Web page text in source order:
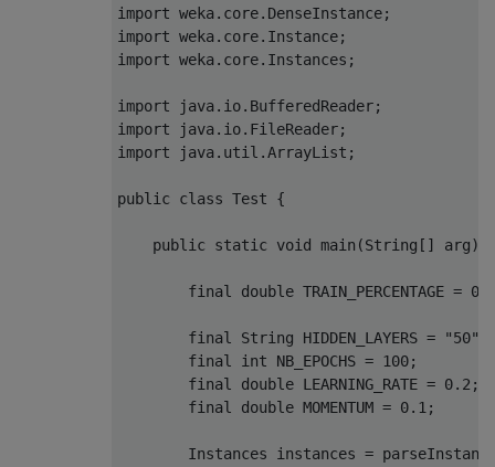
import weka.core.DenseInstance;
import weka.core.Instance;
import weka.core.Instances;
import java.io.BufferedReader;
import java.io.FileReader;
import java.util.ArrayList;
public class Test {
public static void main(String[] arg)
final double TRAIN_PERCENTAGE =
        final String HIDDEN_LAYERS = "50";
        final int NB_EPOCHS = 100;
        final double LEARNING_RATE = 0.2;
        final double MOMENTUM = 0.1;
Instances instances =